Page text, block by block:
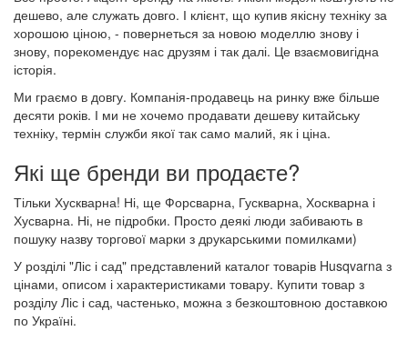
дешево, але служать довго. І клієнт, що купив якісну техніку за
хорошою ціною, - повернеться за новою моделлю знову і
знову, порекомендує нас друзям і так далі. Це взаємовигідна
історія.
Ми граємо в довгу. Компанія-продавець на ринку вже більше
десяти років. І ми не хочемо продавати дешеву китайську
техніку, термін служби якої так само малий, як і ціна.
Які ще бренди ви продаєте?
Тільки Хускварна! Ні, ще Форсварна, Гускварна, Хоскварна і
Хусварна. Ні, не підробки. Просто деякі люди забивають в
пошуку назву торгової марки з друкарськими помилками)
У розділі "Ліс і сад" представлений каталог товарів Husqvarna з
цінами, описом і характеристиками товару. Купити товар з
розділу Ліс і сад, частенько, можна з безкоштовною доставкою
по Україні.